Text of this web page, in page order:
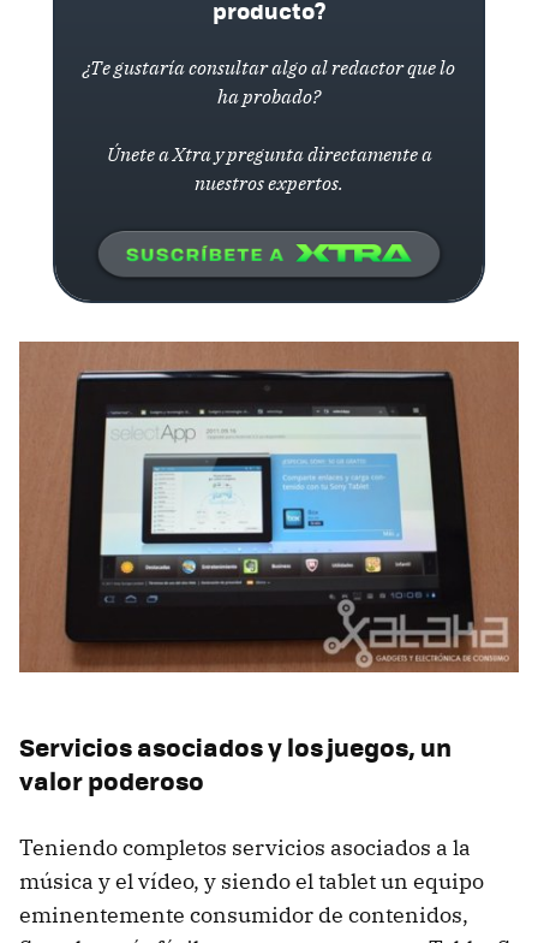
producto?
¿Te gustaría consultar algo al redactor que lo
ha probado?
Únete a Xtra y pregunta directamente a
nuestros expertos.
Servicios asociados y los juegos, un
valor poderoso
Teniendo completos servicios asociados a la
música y el vídeo, y siendo el tablet un equipo
eminentemente consumidor de contenidos,